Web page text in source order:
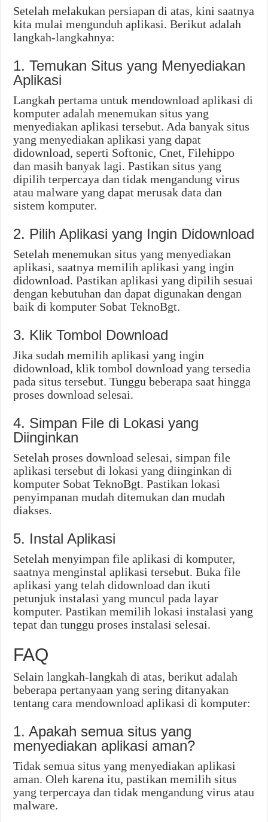
Setelah melakukan persiapan di atas, kini saatnya
kita mulai mengunduh aplikasi. Berikut adalah
langkah-langkahnya:
1. Temukan Situs yang Menyediakan
Aplikasi
Langkah pertama untuk mendownload aplikasi di
komputer adalah menemukan situs yang
menyediakan aplikasi tersebut. Ada banyak situs
yang menyediakan aplikasi yang dapat
didownload, seperti Softonic, Cnet, Filehippo
dan masih banyak lagi. Pastikan situs yang
dipilih terpercaya dan tidak mengandung virus
atau malware yang dapat merusak data dan
sistem komputer.
2. Pilih Aplikasi yang Ingin Didownload
Setelah menemukan situs yang menyediakan
aplikasi, saatnya memilih aplikasi yang ingin
didownload. Pastikan aplikasi yang dipilih sesuai
dengan kebutuhan dan dapat digunakan dengan
baik di komputer Sobat TeknoBgt.
3. Klik Tombol Download
Jika sudah memilih aplikasi yang ingin
didownload, klik tombol download yang tersedia
pada situs tersebut. Tunggu beberapa saat hingga
proses download selesai.
4. Simpan File di Lokasi yang
Diinginkan
Setelah proses download selesai, simpan file
aplikasi tersebut di lokasi yang diinginkan di
komputer Sobat TeknoBgt. Pastikan lokasi
penyimpanan mudah ditemukan dan mudah
diakses.
5. Instal Aplikasi
Setelah menyimpan file aplikasi di komputer,
saatnya menginstal aplikasi tersebut. Buka file
aplikasi yang telah didownload dan ikuti
petunjuk instalasi yang muncul pada layar
komputer. Pastikan memilih lokasi instalasi yang
tepat dan tunggu proses instalasi selesai.
FAQ
Selain langkah-langkah di atas, berikut adalah
beberapa pertanyaan yang sering ditanyakan
tentang cara mendownload aplikasi di komputer:
1. Apakah semua situs yang
menyediakan aplikasi aman?
Tidak semua situs yang menyediakan aplikasi
aman. Oleh karena itu, pastikan memilih situs
yang terpercaya dan tidak mengandung virus atau
malware.